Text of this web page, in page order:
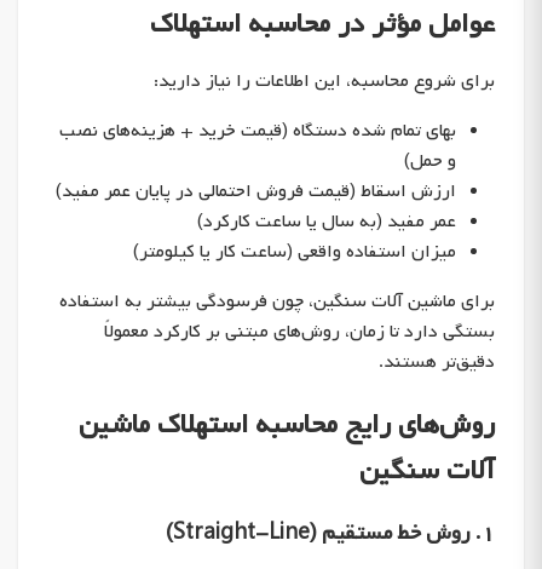
عوامل مؤثر در محاسبه استهلاک
برای شروع محاسبه، این اطلاعات را نیاز دارید:
بهای تمام شده دستگاه (قیمت خرید + هزینه‌های نصب
و حمل)
ارزش اسقاط (قیمت فروش احتمالی در پایان عمر مفید)
عمر مفید (به سال یا ساعت کارکرد)
میزان استفاده واقعی (ساعت کار یا کیلومتر)
برای ماشین آلات سنگین، چون فرسودگی بیشتر به استفاده
بستگی دارد تا زمان، روش‌های مبتنی بر کارکرد معمولاً
دقیق‌تر هستند.
روش‌های رایج محاسبه استهلاک ماشین
آلات سنگین
۱. روش خط مستقیم (Straight-Line)